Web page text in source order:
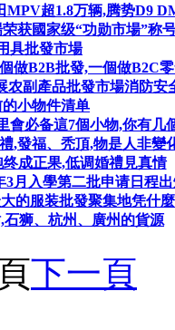
MPV超1.8万辆,腾势D9
获國家级“功勋市場”称
具批發市場
做B2B批發,一個做B2C
副產品批發市場消防安
小物件清单
會必备這7個小物,你有几
,發福、秃頂,物是人非變
成正果,低调婚禮見真情
3月入學第二批申请日程
的服装批發聚集地凭什
狮、杭州、廣州的貨源
下一頁